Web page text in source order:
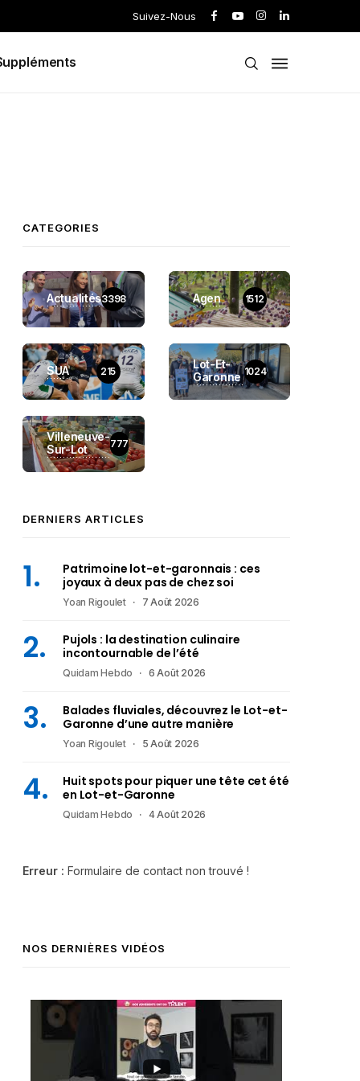
Suivez-Nous
CATEGORIES
Actualités3398 Agen 1512
SUA 215
Lot-Et-
Garonne 1024
Villeneuve-
Sur-Lot
777
DERNIERS ARTICLES
Patrimoine lot-et-garonnais : ces
joyaux à deux pas de chez soi
Yoan Rigoulet 7 Août 2026
Pujols : la destination culinaire
incontournable de l’été
Quidam Hebdo 6 Août 2026
Balades fluviales, découvrez le Lot-et-
Garonne d’une autre manière
Yoan Rigoulet 5 Août 2026
Huit spots pour piquer une tête cet été
en Lot-et-Garonne
Quidam Hebdo 4 Août 2026
Erreur : Formulaire de contact non trouvé !
NOS DERNIÈRES VIDÉOS